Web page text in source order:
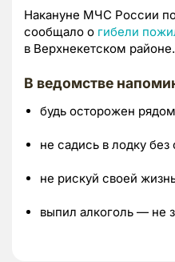
Накануне МЧС России
сообщало о гибели
в Верхнекетском районе.
В ведомстве
будь осторожен
не садись в лодку
не рискуй своей
выпил алкоголь — не